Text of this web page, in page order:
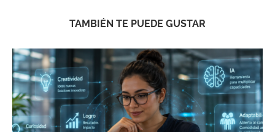
TAMBIÉN TE PUEDE GUSTAR